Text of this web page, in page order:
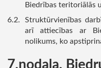
Biedrības teritoriālās
Struktūrvienības
arī attiecības ar
nolikums, ko
nodaļa.